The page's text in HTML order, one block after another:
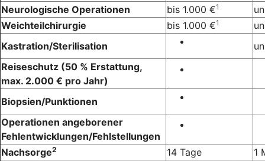
Neurologische Operationen
bis 1.000 €1
Weichteilchirurgie
bis 1.000 €1
Kastration/Sterilisation
Reiseschutz (50 % Erstattung,
max. 2.000 € pro Jahr)
Biopsien/Punktionen
Operationen angeborener
Fehlentwicklungen/Fehlstellungen
Nachsorge2 14 Tage
1